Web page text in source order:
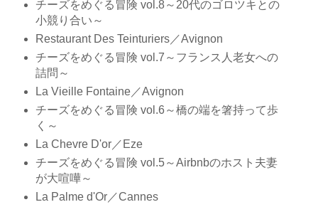
チーズをめぐる冒険 vol.8～20代のゴロツキとの
小競り合い～
Restaurant Des Teinturiers／Avignon
チーズをめぐる冒険 vol.7～フランス人老女への
詰問～
La Vieille Fontaine／Avignon
チーズをめぐる冒険 vol.6～橋の端を箸持って歩
く～
La Chevre D'or／Eze
チーズをめぐる冒険 vol.5～Airbnbのホスト夫妻
が大喧嘩～
La Palme d'Or／Cannes